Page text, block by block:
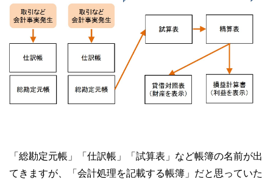
「総勘定元帳」「仕訳帳」「試算表」など帳簿の名前が出
てきますが、「会計処理を記載する帳簿」だと思っていた